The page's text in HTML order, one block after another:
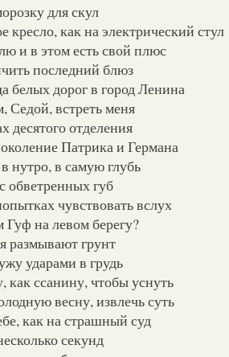
для скул
кресло, как на электрический стул
и в этом есть свой плюс
последний блюз
белых дорог в город Ленина
Седой, встреть меня
десятого отделения
Патрика и Германа
нутро, в самую глубь
обветренных губ
чувствовать вслух
Гуф на левом берегу?
размывают грунт
ударами в грудь
ссанину, чтобы уснуть
весну, извлечь суть
как на страшный суд
секунд